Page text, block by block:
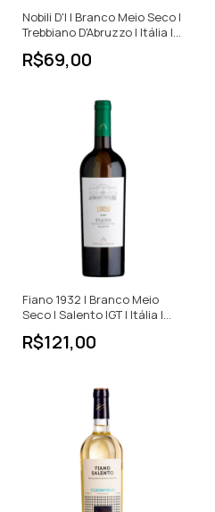
Nobili D'I | Branco Meio Seco |
Trebbiano D'Abruzzo | Itália |
750ml
R$69,00
Fiano 1932 | Branco Meio
Seco | Salento IGT | Itália |
R$121,00